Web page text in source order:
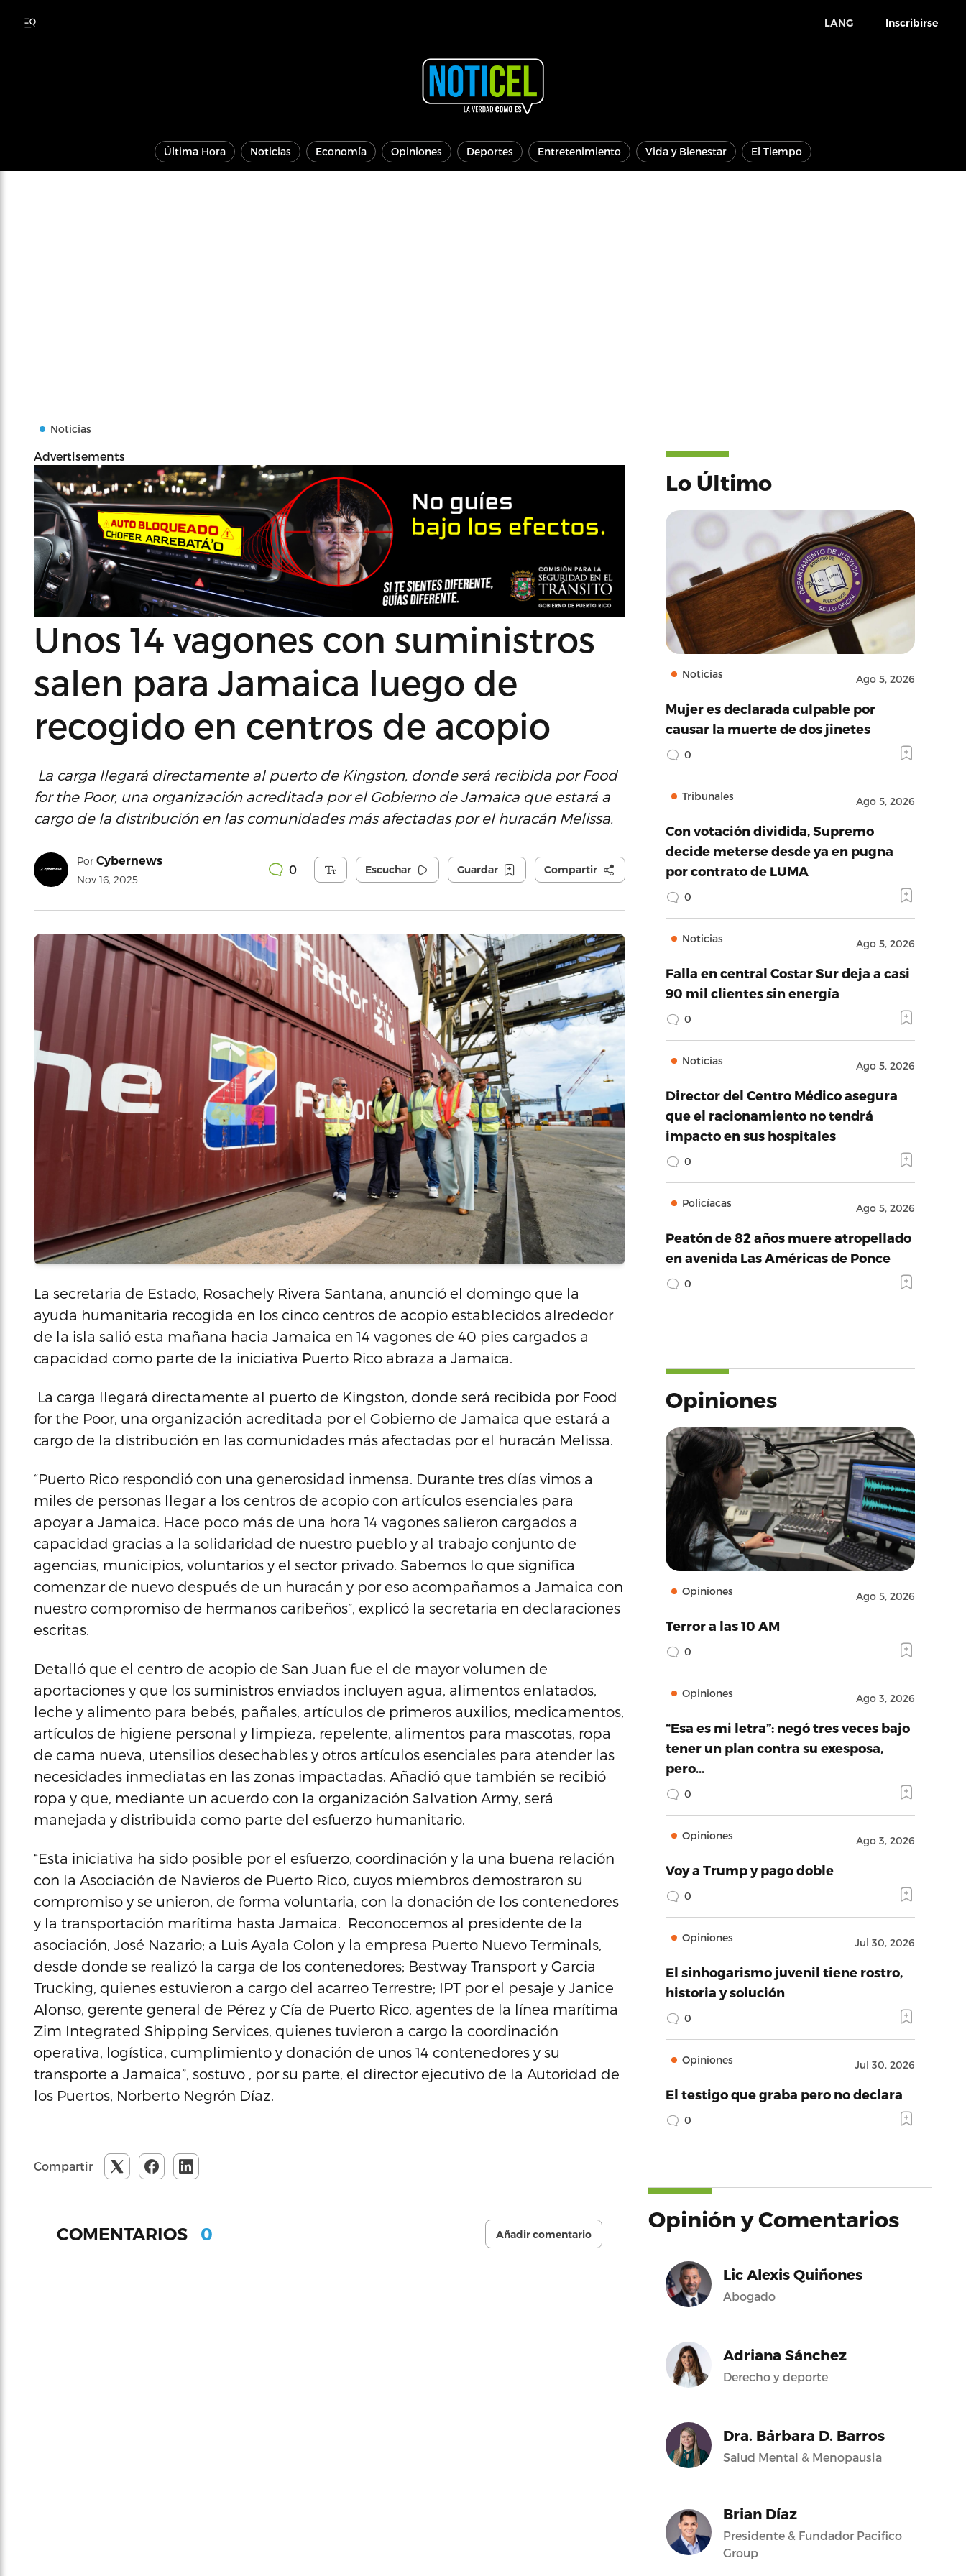
LANG Inscribirse
Última Hora Noticias Economía Opiniones Deportes Entretenimiento Vida y Bienestar El Tiempo
Noticias
Advertisements
Unos 14 vagones con suministros
salen para Jamaica luego de
recogido en centros de acopio
La carga llegará directamente al puerto de Kingston, donde será recibida por Food
for the Poor, una organización acreditada por el Gobierno de Jamaica que estará a
cargo de la distribución en las comunidades más afectadas por el huracán Melissa.
Por Cybernews
Nov 16, 2025
0 Escuchar Guardar Compartir
La secretaria de Estado, Rosachely Rivera Santana, anunció el domingo que la
ayuda humanitaria recogida en los cinco centros de acopio establecidos alrededor
de la isla salió esta mañana hacia Jamaica en 14 vagones de 40 pies cargados a
capacidad como parte de la iniciativa Puerto Rico abraza a Jamaica.
La carga llegará directamente al puerto de Kingston, donde será recibida por Food
for the Poor, una organización acreditada por el Gobierno de Jamaica que estará a
cargo de la distribución en las comunidades más afectadas por el huracán Melissa.
“Puerto Rico respondió con una generosidad inmensa. Durante tres días vimos a
miles de personas llegar a los centros de acopio con artículos esenciales para
apoyar a Jamaica. Hace poco más de una hora 14 vagones salieron cargados a
capacidad gracias a la solidaridad de nuestro pueblo y al trabajo conjunto de
agencias, municipios, voluntarios y el sector privado. Sabemos lo que significa
comenzar de nuevo después de un huracán y por eso acompañamos a Jamaica con
nuestro compromiso de hermanos caribeños”, explicó la secretaria en declaraciones
escritas.
Detalló que el centro de acopio de San Juan fue el de mayor volumen de
aportaciones y que los suministros enviados incluyen agua, alimentos enlatados,
leche y alimento para bebés, pañales, artículos de primeros auxilios, medicamentos,
artículos de higiene personal y limpieza, repelente, alimentos para mascotas, ropa
de cama nueva, utensilios desechables y otros artículos esenciales para atender las
necesidades inmediatas en las zonas impactadas. Añadió que también se recibió
ropa y que, mediante un acuerdo con la organización Salvation Army, será
manejada y distribuida como parte del esfuerzo humanitario.
“Esta iniciativa ha sido posible por el esfuerzo, coordinación y la una buena relación
con la Asociación de Navieros de Puerto Rico, cuyos miembros demostraron su
compromiso y se unieron, de forma voluntaria, con la donación de los contenedores
y la transportación marítima hasta Jamaica. Reconocemos al presidente de la
asociación, José Nazario; a Luis Ayala Colon y la empresa Puerto Nuevo Terminals,
desde donde se realizó la carga de los contenedores; Bestway Transport y Garcia
Trucking, quienes estuvieron a cargo del acarreo Terrestre; IPT por el pesaje y Janice
Alonso, gerente general de Pérez y Cía de Puerto Rico, agentes de la línea marítima
Zim Integrated Shipping Services, quienes tuvieron a cargo la coordinación
operativa, logística, cumplimiento y donación de unos 14 contenedores y su
transporte a Jamaica”, sostuvo , por su parte, el director ejecutivo de la Autoridad de
los Puertos, Norberto Negrón Díaz.
Compartir
COMENTARIOS 0 Añadir comentario
Lo Último
Noticias Ago 5, 2026
Mujer es declarada culpable por
causar la muerte de dos jinetes
0
Tribunales Ago 5, 2026
Con votación dividida, Supremo
decide meterse desde ya en pugna
por contrato de LUMA
0
Noticias Ago 5, 2026
Falla en central Costar Sur deja a casi
90 mil clientes sin energía
0
Noticias Ago 5, 2026
Director del Centro Médico asegura
que el racionamiento no tendrá
impacto en sus hospitales
0
Policíacas Ago 5, 2026
Peatón de 82 años muere atropellado
en avenida Las Américas de Ponce
0
Opiniones
Opiniones Ago 5, 2026
Terror a las 10 AM
0
Opiniones Ago 3, 2026
“Esa es mi letra”: negó tres veces bajo
tener un plan contra su exesposa,
pero…
0
Opiniones Ago 3, 2026
Voy a Trump y pago doble
0
Opiniones Jul 30, 2026
El sinhogarismo juvenil tiene rostro,
historia y solución
0
Opiniones Jul 30, 2026
El testigo que graba pero no declara
0
Opinión y Comentarios
Lic Alexis Quiñones
Abogado
Adriana Sánchez
Derecho y deporte
Dra. Bárbara D. Barros
Salud Mental & Menopausia
Brian Díaz
Presidente & Fundador Pacifico
Group